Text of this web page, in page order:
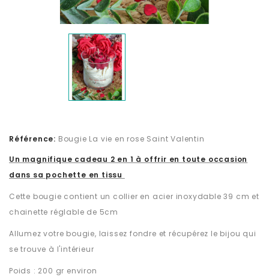
Référence: Bougie La vie en rose Saint Valentin
Un magnifique cadeau 2 en 1 à offrir en toute occasion
dans sa pochette en tissu
Cette bougie contient un collier en acier inoxydable 39 cm et
chainette réglable de 5cm
Allumez votre bougie, laissez fondre et récupérez le bijou qui
se trouve à l'intérieur
Poids : 200 gr environ